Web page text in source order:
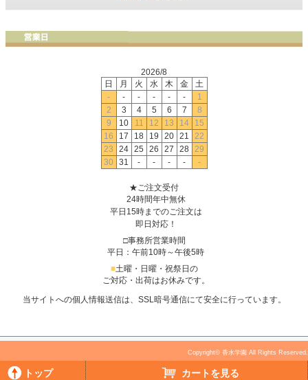
2026/8
日
月 火 水 木 金
土
-
- - - - -
1
2
3 4 5 6 7
8
9
10 11 12 13 14
15
16
17 18 19 20 21
22
23
24 25 26 27 28 29
30
31 - - - - -
★ご注文受付
24時間年中無休
平日15時までのご注文は
即日対応！
□事務所営業時間
平日：午前10時～午後5時
■土曜・日曜・祝祭日の
ご対応・出荷はお休みです。
当サイトへの個人情報送信は、SSL暗号通信にて安全に行っています。
Copyright© 香水学園 All Rights Reserved.
トップ カートを見る